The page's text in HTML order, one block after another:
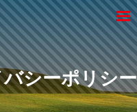
シーポリシー